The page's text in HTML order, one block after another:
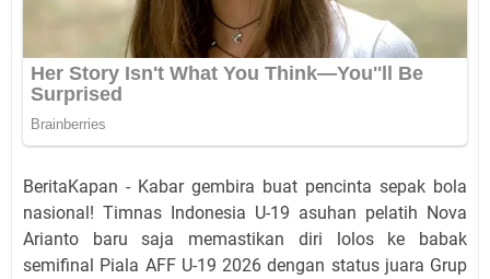
BeritaKapan - Kabar gembira buat pencinta sepak bola
nasional! Timnas Indonesia U-19 asuhan pelatih Nova
Arianto baru saja memastikan diri lolos ke babak
semifinal Piala AFF U-19 2026 dengan status juara Grup